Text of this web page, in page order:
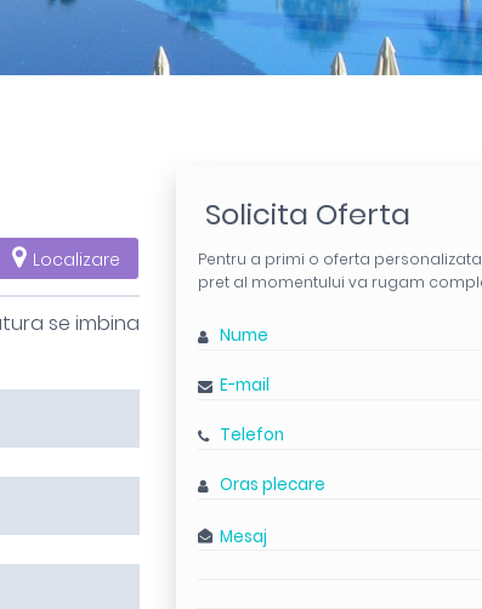
Localizare
se imbina
Solicita Oferta
Pentru a primi o oferta
pret al momentului va rugam